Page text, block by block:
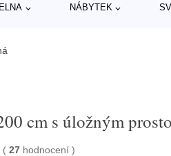
NÁBYTEK
cm s úložným
( 27 hodnocení)